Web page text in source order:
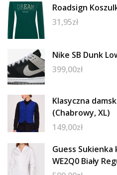
Roadsign
31,95zł
Nike SB Dunk
399,00zł
Klasyczna
(Chabrowy, XL)
149,00zł
Guess Sukienka
WE2Q0 Biały